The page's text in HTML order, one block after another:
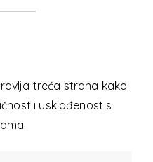
treća strana kako
i usklađenost s
.